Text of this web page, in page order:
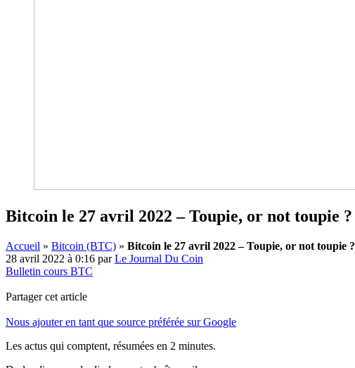
Bitcoin le 27 avril 2022 – Toupie, or not toupie ?
Accueil » Bitcoin (BTC) » Bitcoin le 27 avril 2022 – Toupie, or not toupie ?
28 avril 2022 à 0:16 parLe Journal Du Coin
Bulletin cours BTC
Partager cet article
Nous ajouter en tant que source préférée sur Google
Les actus qui comptent, résumées en 2 minutes.